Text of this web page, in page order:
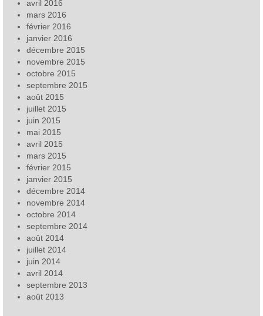
avril 2016
mars 2016
février 2016
janvier 2016
décembre 2015
novembre 2015
octobre 2015
septembre 2015
août 2015
juillet 2015
juin 2015
mai 2015
avril 2015
mars 2015
février 2015
janvier 2015
décembre 2014
novembre 2014
octobre 2014
septembre 2014
août 2014
juillet 2014
juin 2014
avril 2014
septembre 2013
août 2013